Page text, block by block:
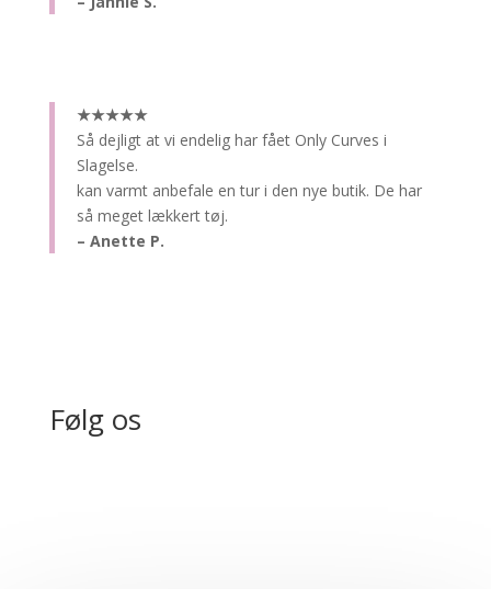
★★★★★
Så dejligt at vi endelig har fået Only Curves i
Slagelse.
kan varmt anbefale en tur i den nye butik. De har
så meget lækkert tøj.
– Anette P.
Følg os